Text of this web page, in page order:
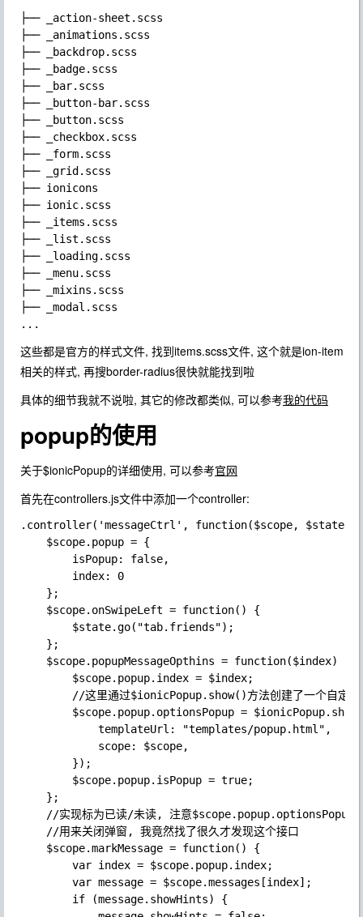
├── _action-sheet.scss
├── _animations.scss
├── _backdrop.scss
├── _badge.scss
├── _bar.scss
├── _button-bar.scss
├── _button.scss
├── _checkbox.scss
├── _form.scss
├── _grid.scss
├── ionicons
├── ionic.scss
├── _items.scss
├── _list.scss
├── _loading.scss
├── _menu.scss
├── _mixins.scss
├── _modal.scss
这些都是官方的样式文件, 找到items.scss文件, 这个就是ion-item
相关的样式, 再搜border-radius很快就能找到啦
具体的细节我就不说啦, 其它的修改都类似, 可以参考我的代码
popup的使用
关于$ionicPopup的详细使用, 可以参考官网
首先在controllers.js文件中添加一个controller:
.controller('messageCtrl', function($scope, $state,
    $scope.popup = {
        isPopup: false,
        index: 0
    };
    $scope.onSwipeLeft = function() {
        $state.go("tab.friends");
    };
    $scope.popupMessageOpthins = function($index) {
        $scope.popup.index = $index;
//这里通过$ionicPopup.show()方法创建了一个自定
$scope.popup.optionsPopup =
            templateUrl: "templates/popup.html",
            scope: $scope,
        });
        $scope.popup.isPopup = true;
    };
//实现标为已读/未读, 注意
    //用来关闭弹窗, 我竟然找了很久才发现这个接口
    $scope.markMessage = function() {
        var index = $scope.popup.index;
        var message = $scope.messages[index];
        if (message.showHints) {